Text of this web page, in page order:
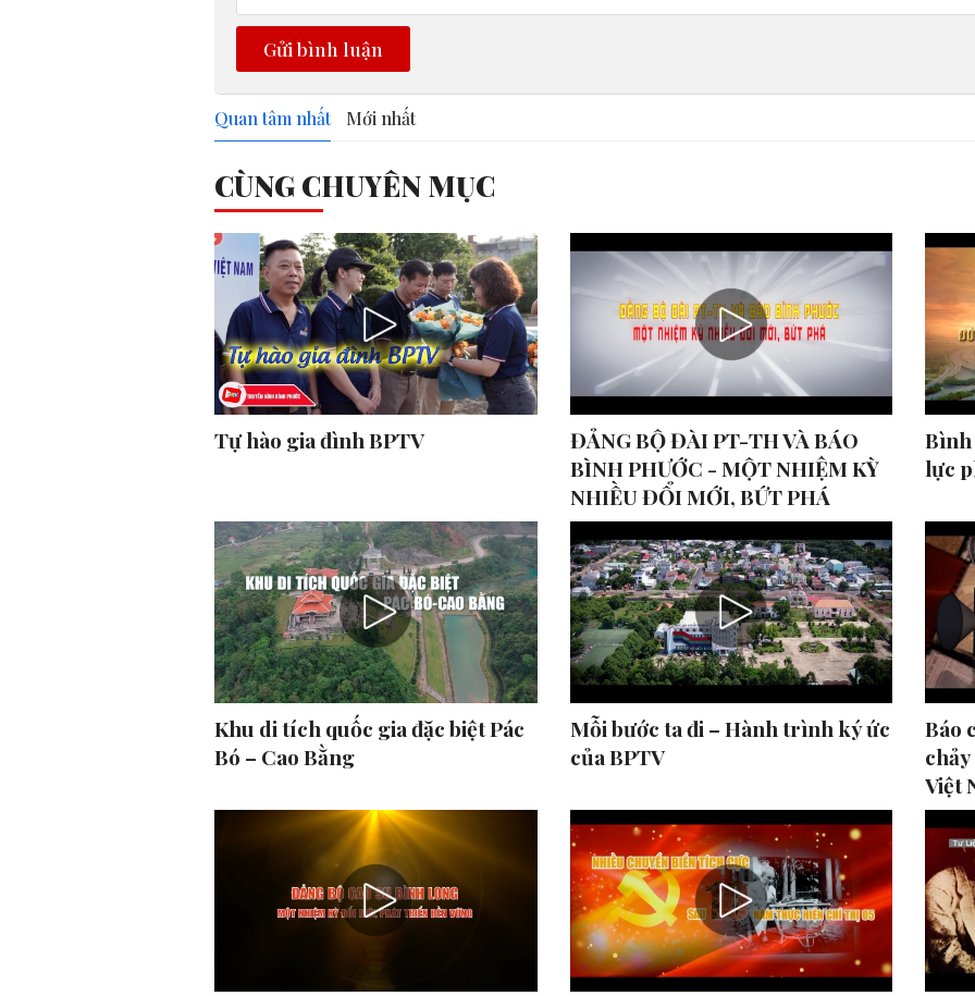
Gửi bình luận
Quan tâm nhất Mới nhất
CÙNG CHUYÊN MỤC
Tự hào gia đình BPTV
ĐẢNG BỘ ĐÀI PT-TH VÀ BÁO
BÌNH PHƯỚC - MỘT NHIỆM KỲ
NHIỀU ĐỔI MỚI, BỨT PHÁ
Bình
lực
Khu di tích quốc gia đặc biệt Pác
Bó – Cao Bằng
Mỗi bước ta đi – Hành trình ký ức
của BPTV
Báo
Việt